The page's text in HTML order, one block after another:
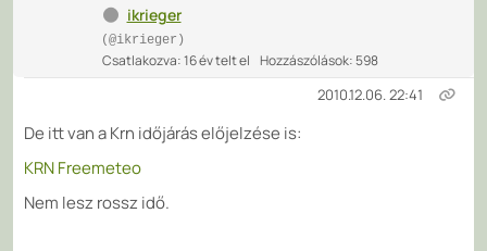
ikrieger
(@ikrieger)
Csatlakozva: 16 év telt el Hozzászólások: 598
2010.12.06. 22:41
De itt van a Krn időjárás előjelzése is:
KRN Freemeteo
Nem lesz rossz idő.